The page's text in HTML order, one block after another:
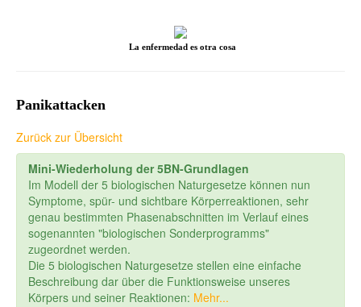
La enfermedad es otra cosa
Panikattacken
Zurück zur Übersicht
Mini-Wiederholung der 5BN-Grundlagen
Im Modell der 5 biologischen Naturgesetze können nun
Symptome, spür- und sichtbare Körperreaktionen, sehr
genau bestimmten Phasenabschnitten im Verlauf eines
sogenannten "biologischen Sonderprogramms"
zugeordnet werden.
Die 5 biologischen Naturgesetze stellen eine einfache
Beschreibung dar über die Funktionsweise unseres
Körpers und seiner Reaktionen: Mehr...